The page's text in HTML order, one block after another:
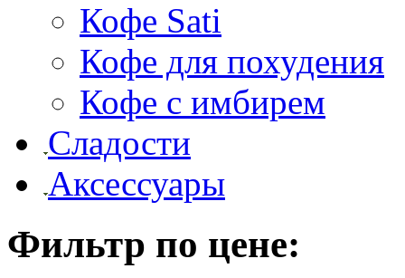
Кофе Sati
Кофе для похудения
Кофе с имбирем
Сладости
Аксессуары
Фильтр по цене: